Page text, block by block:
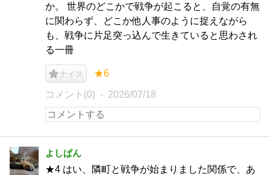
か。 世界のどこかで戦争が起こると、自覚の有無
に関わらず、どこか他人事のように捉えながら
も、戦争に片足突っ込んで生きていると思わされ
る一冊
ナイス ★6
コメント(0) 2026/07/18
よしぱん
★4 はい、隣町と戦争が始まりました関係で、あ